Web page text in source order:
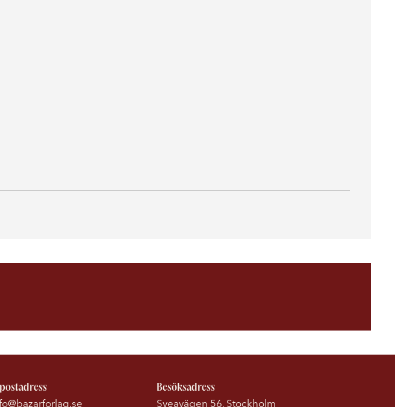
Besöksadress
Sveavägen 56, Stockholm